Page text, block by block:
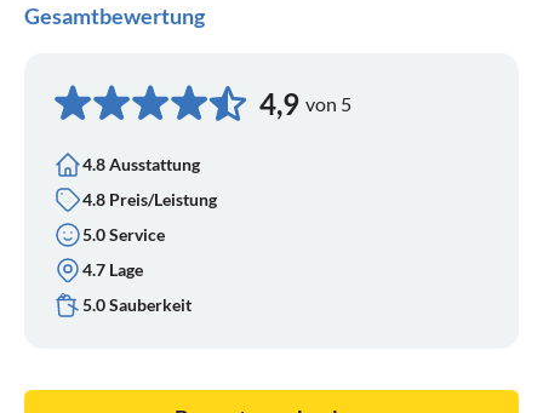
Gesamtbewertung
4,9 von 5
4.8 Ausstattung
4.8 Preis/Leistung
5.0 Service
4.7 Lage
5.0 Sauberkeit